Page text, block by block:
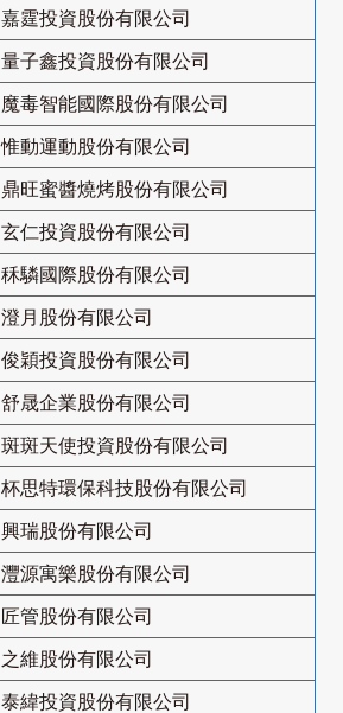
嘉霆投資股份有限公司
量子鑫投資股份有限公司
魔毒智能國際股份有限公司
惟動運動股份有限公司
鼎旺蜜醬燒烤股份有限公司
玄仁投資股份有限公司
秝驎國際股份有限公司
澄月股份有限公司
俊穎投資股份有限公司
舒晟企業股份有限公司
斑斑天使投資股份有限公司
杯思特環保科技股份有限公司
興瑞股份有限公司
灃源寓樂股份有限公司
匠管股份有限公司
之維股份有限公司
泰緯投資股份有限公司